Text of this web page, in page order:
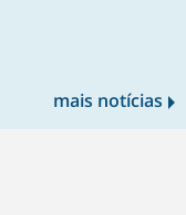
mais notícias